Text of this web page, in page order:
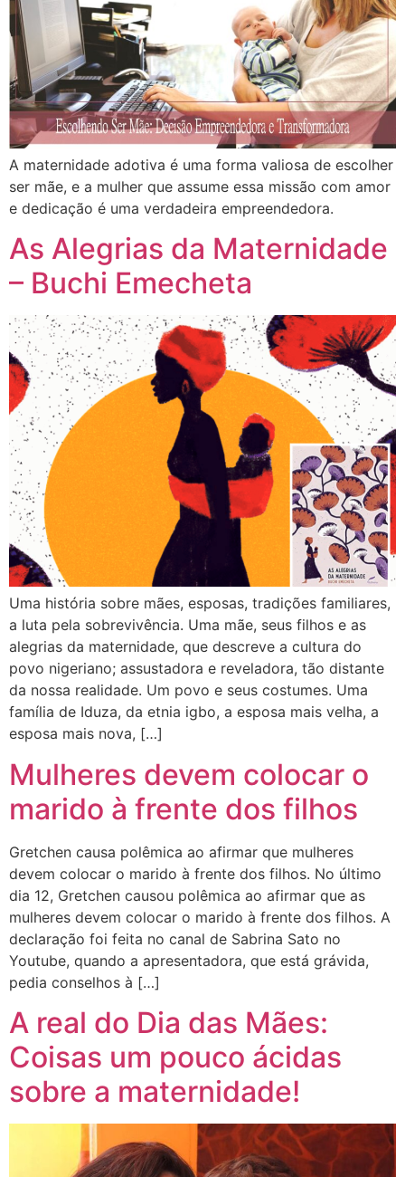
A maternidade adotiva é uma forma valiosa de escolher
ser mãe, e a mulher que assume essa missão com amor
e dedicação é uma verdadeira empreendedora.
As Alegrias da Maternidade
– Buchi Emecheta
Uma história sobre mães, esposas, tradições familiares,
a luta pela sobrevivência. Uma mãe, seus filhos e as
alegrias da maternidade, que descreve a cultura do
povo nigeriano; assustadora e reveladora, tão distante
da nossa realidade. Um povo e seus costumes. Uma
família de Iduza, da etnia igbo, a esposa mais velha, a
esposa mais nova, […]
Mulheres devem colocar o
marido à frente dos filhos
Gretchen causa polêmica ao afirmar que mulheres
devem colocar o marido à frente dos filhos. No último
dia 12, Gretchen causou polêmica ao afirmar que as
mulheres devem colocar o marido à frente dos filhos. A
declaração foi feita no canal de Sabrina Sato no
Youtube, quando a apresentadora, que está grávida,
pedia conselhos à […]
A real do Dia das Mães:
Coisas um pouco ácidas
sobre a maternidade!